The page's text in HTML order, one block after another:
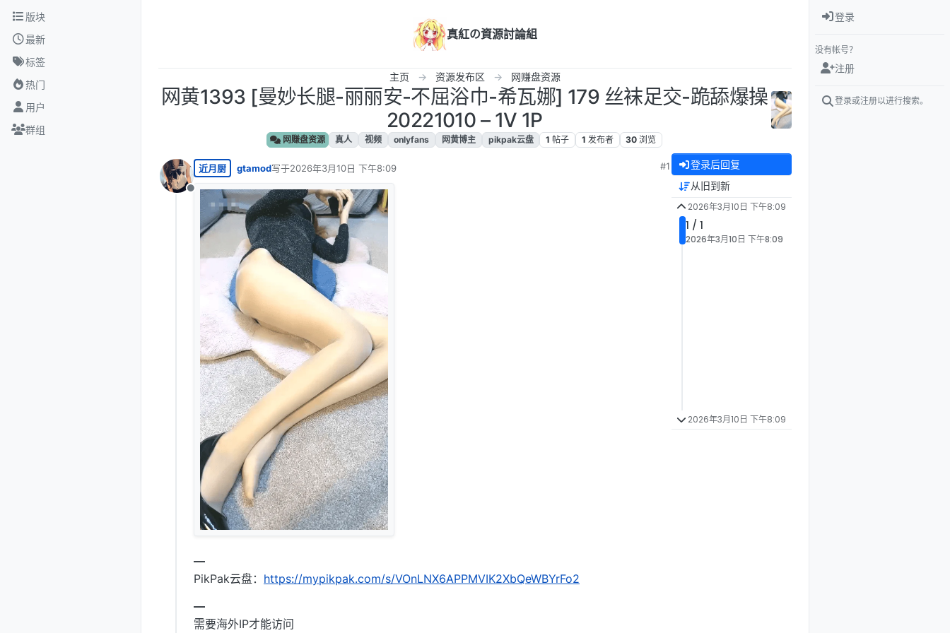
跳转至内容
版块
最新
标签
热门
用户
群组
真紅の資源討論組
主页 资源发布区 网赚盘资源
网黄1393 [曼妙长腿-丽丽安-不屈浴巾-希瓦娜] 179 丝袜足交-跪舔爆操
20221010 – 1V 1P
网赚盘资源 真人 视频 onlyfans 网黄博主 pikpak云盘 1 帖子 1 发布者 30 浏览
离线
近月厨 gtamod写于2026年3月10日 下午8:09
最后由 编辑
#1
━
PikPak云盘： https://mypikpak.com/s/VOnLNX6APPMVIK2XbQeWBYrFo2
━
需要海外IP才能访问
登录后回复
从旧到新
2026年3月10日 下午8:09
1 / 1
2026年3月10日 下午8:09
2026年3月10日 下午8:09
登录
没有帐号？
注册
登录或注册以进行搜索。